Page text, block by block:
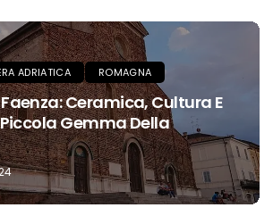
ADRIATICA ROMAGNA
Ceramica, Cultura E
Gemma Della